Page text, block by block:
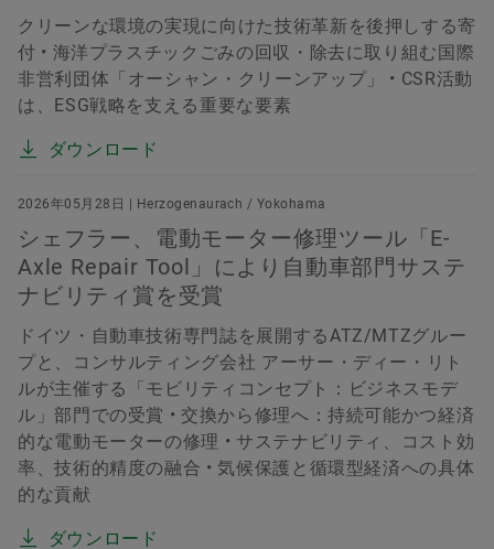
クリーンな環境の実現に向けた技術革新を後押しする寄
付 • 海洋プラスチックごみの回収・除去に取り組む国際
非営利団体「オーシャン・クリーンアップ」 • CSR活動
は、ESG戦略を支える重要な要素
ダウンロード
2026年05月28日 | Herzogenaurach / Yokohama
シェフラー、電動モーター修理ツール「E-
Axle Repair Tool」により自動車部門サステ
ナビリティ賞を受賞
ドイツ・自動車技術専門誌を展開するATZ/MTZグルー
プと、コンサルティング会社 アーサー・ディー・リト
ルが主催する「モビリティコンセプト：ビジネスモデ
ル」部門での受賞 • 交換から修理へ：持続可能かつ経済
的な電動モーターの修理 • サステナビリティ、コスト効
率、技術的精度の融合 • 気候保護と循環型経済への具体
的な貢献
ダウンロード